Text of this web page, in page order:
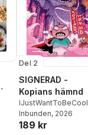
Del 2
SIGNERAD -
Kopians hämnd
IJustWantToBeCool
Joel Adolphson
Ejdemo Beer
Inbunden, 2026
189 kr